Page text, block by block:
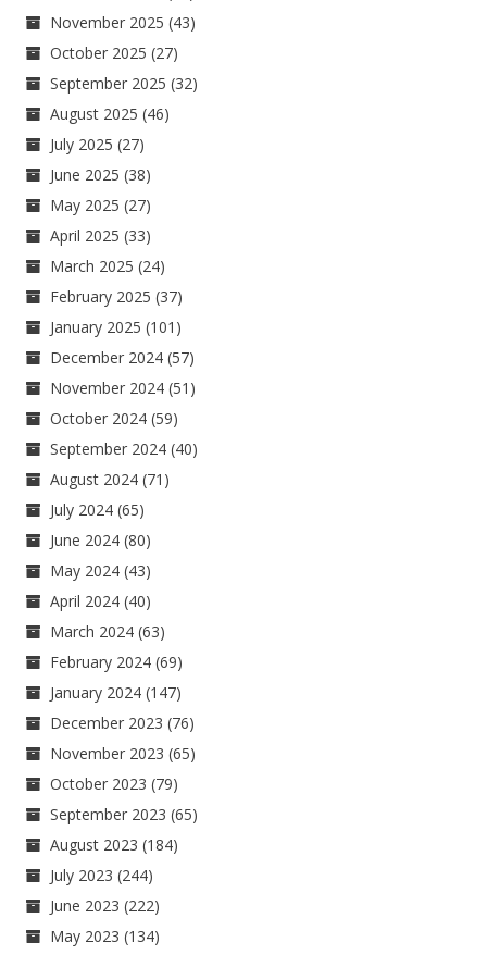
November 2025 (43)
October 2025 (27)
September 2025 (32)
August 2025 (46)
July 2025 (27)
June 2025 (38)
May 2025 (27)
April 2025 (33)
March 2025 (24)
February 2025 (37)
January 2025 (101)
December 2024 (57)
November 2024 (51)
October 2024 (59)
September 2024 (40)
August 2024 (71)
July 2024 (65)
June 2024 (80)
May 2024 (43)
April 2024 (40)
March 2024 (63)
February 2024 (69)
January 2024 (147)
December 2023 (76)
November 2023 (65)
October 2023 (79)
September 2023 (65)
August 2023 (184)
July 2023 (244)
June 2023 (222)
May 2023 (134)